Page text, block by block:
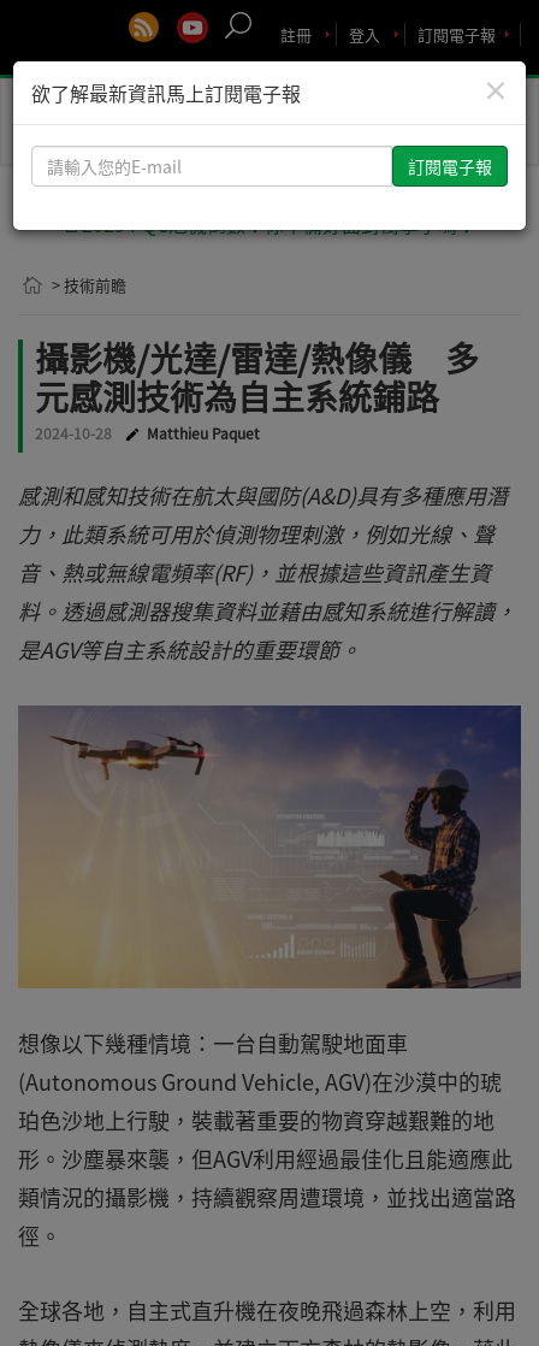
訂閱電子報
登入
註冊
Toggle
🚨2029 PQC危機倒數！你準備好面對衝擊了嗎？
> 技術前瞻
攝影機/光達/雷達/熱像儀 多
元感測技術為自主系統鋪路
2024-10-28 Matthieu Paquet
感測和感知技術在航太與國防(A&D)具有多種應用潛
力，此類系統可用於偵測物理刺激，例如光線、聲
音、熱或無線電頻率(RF)，並根據這些資訊產生資
料。透過感測器搜集資料並藉由感知系統進行解讀，
是AGV等自主系統設計的重要環節。
想像以下幾種情境：一台自動駕駛地面車
(Autonomous Ground Vehicle, AGV)在沙漠中的琥
珀色沙地上行駛，裝載著重要的物資穿越艱難的地
形。沙塵暴來襲，但AGV利用經過最佳化且能適應此
類情況的攝影機，持續觀察周遭環境，並找出適當路
徑。
全球各地，自主式直升機在夜晚飛過森林上空，利用
×
欲了解最新資訊馬上訂閱電子報
請
輸
您
的
E-